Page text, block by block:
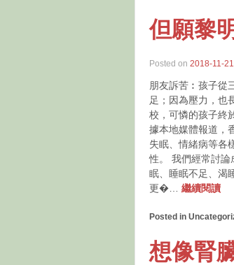
但願黎
Posted on 2018-11-21
朋友訴苦︰孩子從
足；因為壓力，也
校，可憐的孩子終
據本地媒體報道，
失眠、情緒病等各
性。 我們經常討論
眠、睡眠不足、渴
更�… 繼續閱讀
Posted in
想像腎